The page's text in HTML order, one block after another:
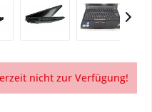
nicht zur Verfügung!